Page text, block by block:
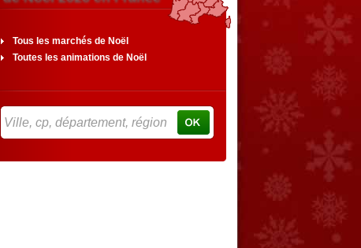
Tous les marchés de Noël
Toutes les animations de Noël